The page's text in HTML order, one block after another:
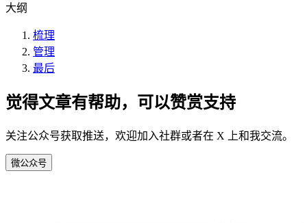
大纲
梳理
管理
最后
觉得文章有帮助，可以赞赏支持
关注公众号获取推送，欢迎加入社群或者在 X 上和我交流。
微公众号